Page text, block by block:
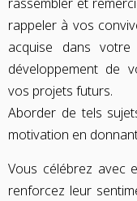
rappeler à vos
acquise dans
développement de
vos projets futurs.
Aborder de tels
motivation en
Vous célébrez avec
renforcez leur